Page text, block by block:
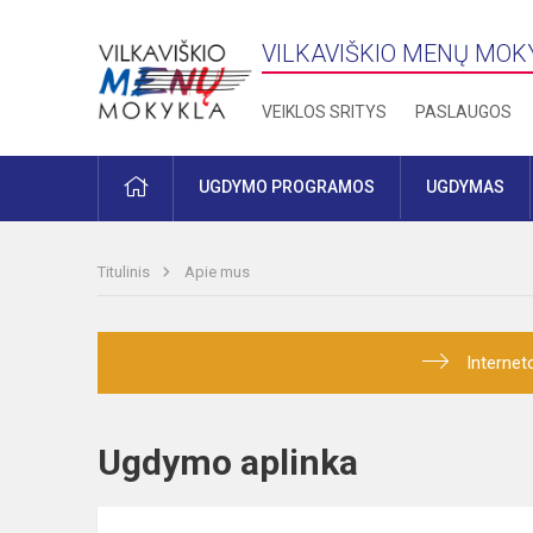
VILKAVIŠKIO MENŲ
VEIKLOS SRITYS PASLAUGOS
PRADŽIAUGDYMO PROGRAMOS UGDYMAS
Titulinis Apie mus
Ugdymo aplinka